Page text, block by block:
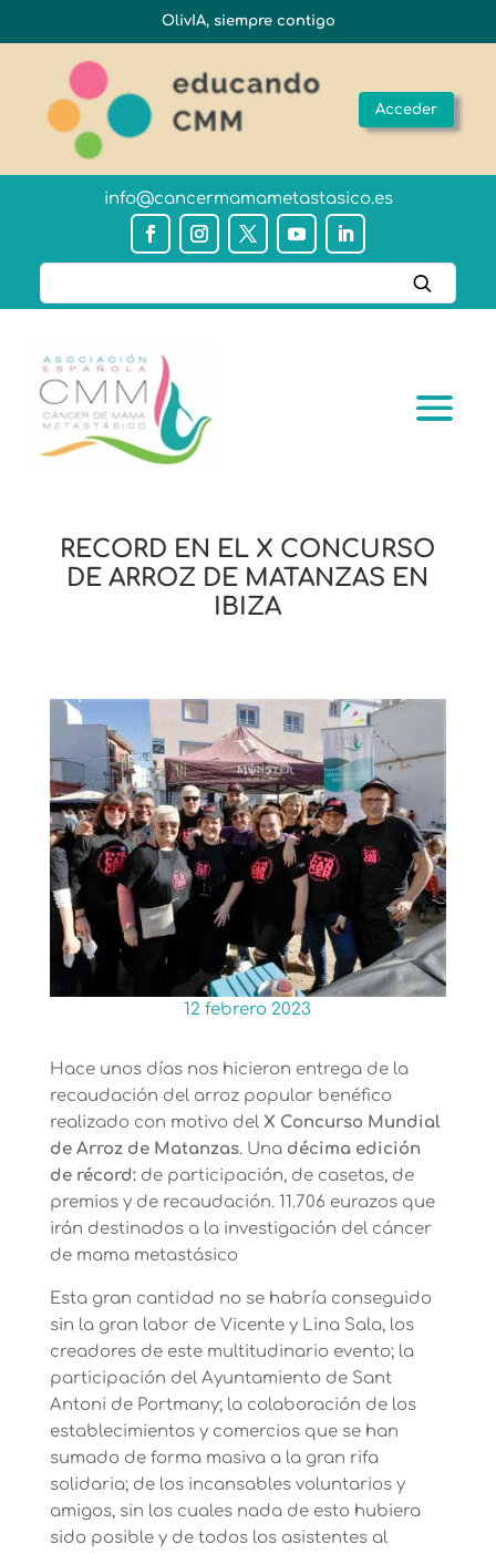
OlivIA, siempre contigo
Acceder
info@cancermamametastasico.es
RECORD EN EL X CONCURSO
DE ARROZ DE MATANZAS EN
IBIZA
12 febrero 2023
Hace unos días nos hicieron entrega de la
recaudación del arroz popular benéfico
realizado con motivo del X Concurso Mundial
de Arroz de Matanzas. Unadécima edición
de récord:de participación, de casetas, de
premios y de recaudación. 11.706 eurazos que
irán destinados a la investigación del cáncer
de mama metastásico
Esta gran cantidad no se habría conseguido
sin la gran labor de Vicente y Lina Sala, los
creadores de este multitudinario evento; la
participación del Ayuntamiento de Sant
Antoni de Portmany; la colaboración de los
establecimientos y comercios que se han
sumado de forma masiva a la gran rifa
solidaria; de los incansables voluntarios y
amigos, sin los cuales nada de esto hubiera
sido posible y de todos los asistentes al